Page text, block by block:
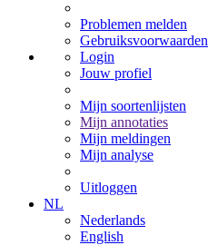
Problemen melden
Gebruiksvoorwaarden
Login
Jouw profiel
Mijn soortenlijsten
Mijn annotaties
Mijn meldingen
Mijn analyse
Uitloggen
NL
Nederlands
English